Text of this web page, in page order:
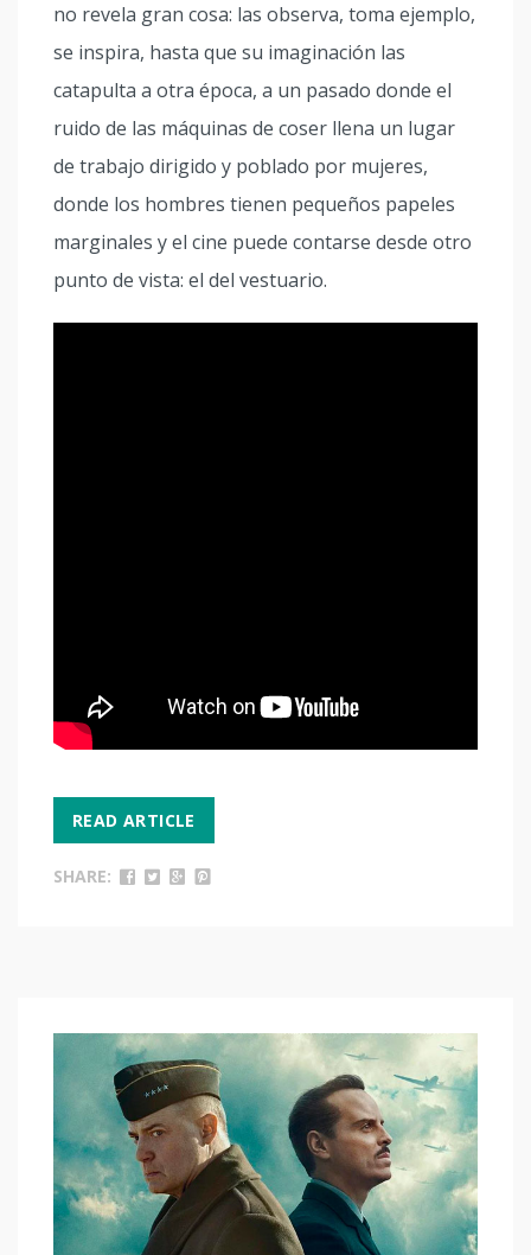
no revela gran cosa: las observa, toma ejemplo,
se inspira, hasta que su imaginación las
catapulta a otra época, a un pasado donde el
ruido de las máquinas de coser llena un lugar
de trabajo dirigido y poblado por mujeres,
donde los hombres tienen pequeños papeles
marginales y el cine puede contarse desde otro
punto de vista: el del vestuario.
READ ARTICLE
SHARE: